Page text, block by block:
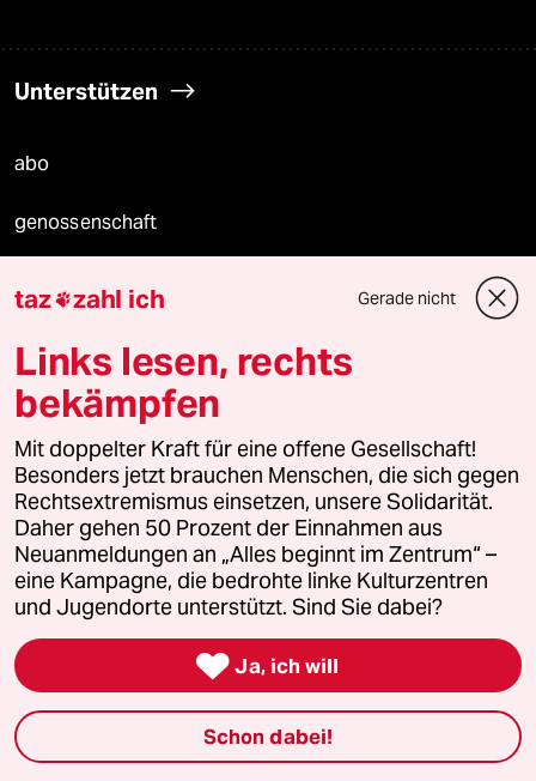
Unterstützen
abo
genossenschaft
panterstiftung
panterpreis 2026
Podcast
bundestalk
fernverbindung
klima update°
taz zahl ich Gerade nicht
Links lesen, rechts
bekämpfen
Mit doppelter Kraft für eine offene Gesellschaft!
Besonders jetzt brauchen Menschen, die sich gegen
Rechtsextremismus einsetzen, unsere Solidarität.
Daher gehen 50 Prozent der Einnahmen aus
Neuanmeldungen an „Alles beginnt im Zentrum“ –
eine Kampagne, die bedrohte linke Kulturzentren
und Jugendorte unterstützt. Sind Sie dabei?
 Ja, ich will
Schon dabei!